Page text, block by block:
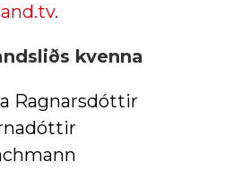
.
kvenna
Ragnarsdóttir